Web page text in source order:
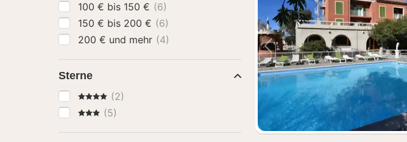
Vorheriges Bild
100 € bis 150 € (6)
150 € bis 200 € (6)
200 € und mehr (4)
Sterne
4 Sterne(2)
3 Sterne
(5)